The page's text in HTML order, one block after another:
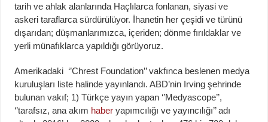
tarih ve ahlak alanlarında Haçlılarca fonlanan, siyasi ve
askeri taraflarca sürdürülüyor. İhanetin her çeşidi ve türünü
dışarıdan; düşmanlarımızca, içeriden; dönme fırıldaklar ve
yerli münafıklarca yapıldığı görüyoruz.
Amerikadaki ‘’Chrest Foundation’’ vakfınca beslenen medya
kuruluşları liste halinde yayınlandı. ABD’nin Irving şehrinde
bulunan vakıf; 1) Türkçe yayın yapan ‘’Medyascope’’,
‘’tarafsız, ana akım haber yapımcılığı ve yayıncılığı’’ adı